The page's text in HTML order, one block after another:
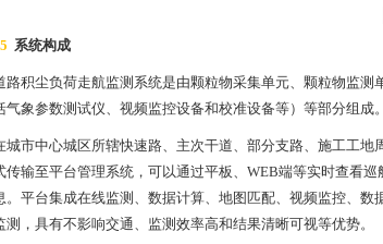
5 系统构成
路积尘负荷走航监测系统是由颗粒物采集单元、颗粒物监
气象参数测试仪、视频监控设备和校准设备等）等部分组成。
城市中心城区所辖快速路、主次干道、部分支路、施工工
传输至平台管理系统，可以通过平板、WEB端等实时查看
。平台集成在线监测、数据计算、地图匹配、视频监控、
测，具有不影响交通、监测效率高和结果清晰可视等优势。